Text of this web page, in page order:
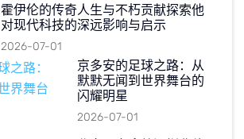
霍伊伦的传奇人生与不朽贡献探索他
对现代科技的深远影响与启示
2026-07-01
京多安的足球之路：从
默默无闻到世界舞台的
闪耀明星
2026-07-01